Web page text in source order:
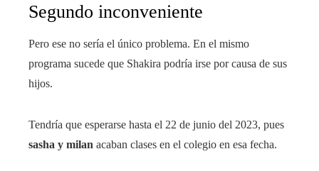
Segundo inconveniente
Pero ese no sería el único problema. En el mismo
programa sucede que Shakira podría irse por causa de sus
hijos.
Tendría que esperarse hasta el 22 de junio del 2023, pues
sasha y milan acaban clases en el colegio en esa fecha.